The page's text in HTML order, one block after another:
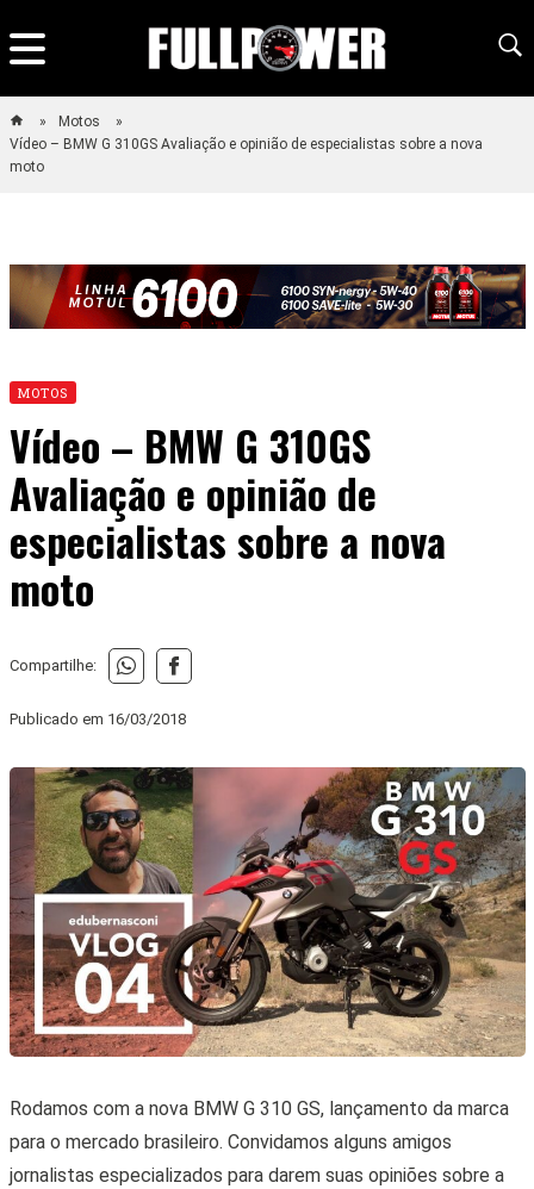
Motos
Vídeo – BMW G 310GS Avaliação e opinião de especialistas sobre a nova
moto
MOTOS
Vídeo – BMW G 310GS
Avaliação e opinião de
especialistas sobre a nova
moto
Compartilhe:
Publicado em 16/03/2018
Rodamos com a nova BMW G 310 GS, lançamento da marca
para o mercado brasileiro. Convidamos alguns amigos
jornalistas especializados para darem suas opiniões sobre a